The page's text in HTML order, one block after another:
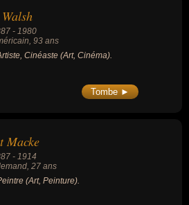
- 1980
, 93 ans
Cinéaste (Art, Cinéma).
Tombe ►
Macke
- 1914
, 27 ans
(Art, Peinture).